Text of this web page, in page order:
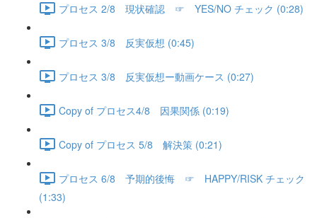
プロセス 2/8 現状確認 ☞ YES/NO チェック (0:28)
プロセス 3/8 反実仮想 (0:45)
プロセス 3/8 反実仮想ー動画ケース (0:27)
Copy of プロセス4/8 因果関係 (0:19)
Copy of プロセス 5/8 解決策 (0:21)
プロセス 6/8 予期的後悔 ☞ HAPPY/RISK チェック
(1:33)